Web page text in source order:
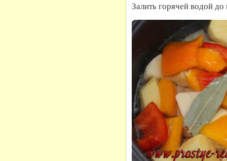
Залить горячей водой